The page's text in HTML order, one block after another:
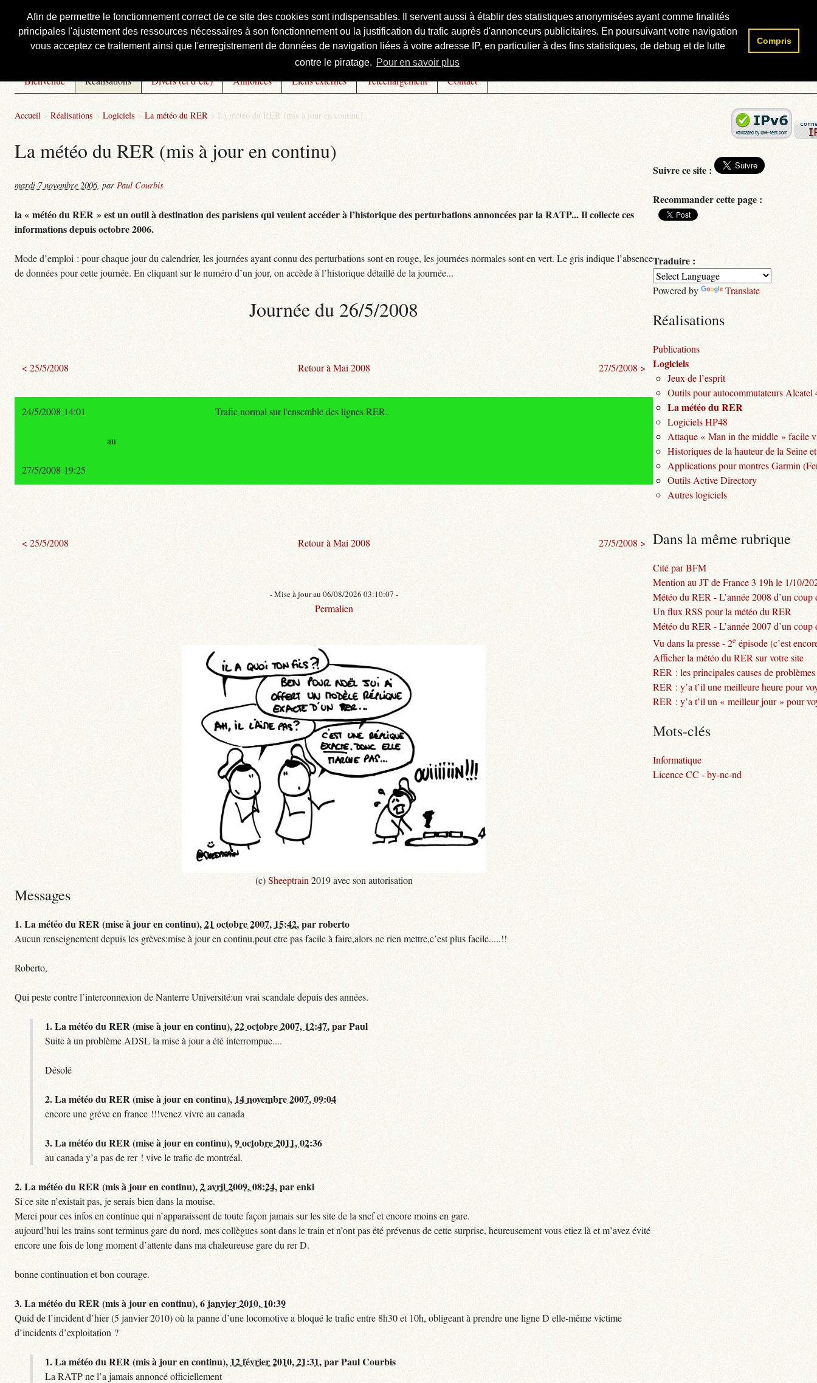
Afin de permettre le fonctionnement correct de ce site des cookies sont indispensables. Il servent aussi à établir des statistiques anonymisées ayant comme finalités
principales l'ajustement des ressources nécessaires à son fonctionnement ou la justification du trafic auprès d'annonceurs publicitaires. En poursuivant votre navigation
vous acceptez ce traitement ainsi que l'enregistrement de données de navigation liées à votre adresse IP, en particulier à des fins statistiques, de debug et de lutte
contre le piratage. Pour en savoir plus
Compris
Courbis, « LE » Blog Officiel
Bienvenue Réalisations Divers (et d’été) Annonces Liens externes Téléchargement Contact
Accueil > Réalisations > Logiciels > La météo du RER > La météo du RER (mis à jour en continu)
La météo du RER (mis à jour en continu)
mardi 7 novembre 2006, par Paul Courbis
la « météo du RER » est un outil à destination des parisiens qui veulent accéder à l’historique des perturbations annoncées par la RATP... Il collecte ces
informations depuis octobre 2006.
Mode d’emploi : pour chaque jour du calendrier, les journées ayant connu des perturbations sont en rouge, les journées normales sont en vert. Le gris indique l’absence
de données pour cette journée. En cliquant sur le numéro d’un jour, on accède à l’historique détaillé de la journée...
Journée du 26/5/2008
< 25/5/2008 Retour à Mai 2008 27/5/2008 >
24/5/2008 14:01 Trafic normal sur l'ensemble des lignes RER.
au
27/5/2008 19:25
< 25/5/2008 Retour à Mai 2008 27/5/2008 >
- Mise à jour au 06/08/2026 03:10:07 -
Permalien
(c)Sheeptrain 2019 avec son autorisation
Messages
1.La météo du RER (mise à jour en continu),21 octobre 2007, 15:42,parroberto
Aucun renseignement depuis les grèves:mise à jour en continu,peut etre pas facile à faire,alors ne rien mettre,c’est plus facile.....!!
Roberto,
Qui peste contre l’interconnexion de Nanterre Université:un vrai scandale depuis des années.
1.La météo du RER (mise à jour en continu),22 octobre 2007, 12:47,parPaul
Suite à un problème ADSL la mise à jour a été interrompue....
Désolé
2.La météo du RER (mise à jour en continu), 14 novembre 2007, 09:04
encore une gréve en france !!!venez vivre au canada
3.La météo du RER (mise à jour en continu),9 octobre 2011, 02:36
au canada y’a pas de rer ! vive le trafic de montréal.
2.La météo du RER (mis à jour en continu),2 avril 2009, 08:24,parenki
Si ce site n’existait pas, je serais bien dans la mouise.
Merci pour ces infos en continue qui n’apparaissent de toute façon jamais sur les site de la sncf et encore moins en gare.
aujourd’hui les trains sont terminus gare du nord, mes collègues sont dans le train et n’ont pas été prévenus de cette surprise, heureusement vous etiez là et m’avez évité
encore une fois de long moment d’attente dans ma chaleureuse gare du rer D.
bonne continuation et bon courage.
3.La météo du RER (mis à jour en continu),6 janvier 2010, 10:39
Quid de l’incident d’hier (5 janvier 2010) où la panne d’une locomotive a bloqué le trafic entre 8h30 et 10h, obligeant à prendre une ligne D elle-même victime
d’incidents d’exploitation ?
1.La météo du RER (mis à jour en continu), 12 février 2010, 21:31,parPaul Courbis
La RATP ne l’a jamais annoncé officiellement
Rechercher :
Suivre ce site :
Recommander cette page :
Traduire :
Powered by Translate
Réalisations
Publications
Logiciels
Jeux de l’esprit
Outils pour autocommutateurs Alcatel
La météo du RER
Logiciels HP48
Attaque « Man in the middle » facile
Historiques de la hauteur de la Seine
Applications pour montres Garmin
Outils Active Directory
Autres logiciels
Dans la même rubrique
Cité par BFM
Mention au JT de France 3 19h le 1/10/
Météo du RER - L’année 2008 d’un coup
Un flux RSS pour la météo du RER
Météo du RER - L’année 2007 d’un coup
Vu dans la presse - 2e épisode (c’est
Afficher la météo du RER sur votre site
RER : les principales causes de problèmes
RER : y’a t’il une meilleure heure pour
RER : y’a t’il un « meilleur jour » pour
Mots-clés
Informatique
Licence CC - by-nc-nd